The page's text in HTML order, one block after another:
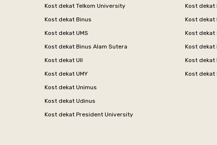
Kost dekat Telkom University
Kost dekat Binus
Kost dekat UMS
Kost dekat Binus Alam Sutera
Kost dekat UII
Kost dekat UMY
Kost dekat Unimus
Kost dekat Udinus
Kost dekat President University
Kost dekat
Kost dekat
Kost dekat
Kost dekat
Kost dekat
Kost dekat